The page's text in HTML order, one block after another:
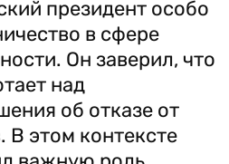
президент особо
в сфере
Он заверил, что
над
об отказе от
В этом контексте